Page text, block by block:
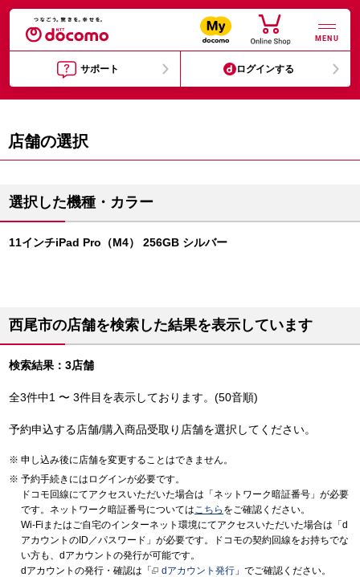
MENU
サポート ログインする
店舗の選択
選択した機種・カラー
11インチiPad Pro（M4） 256GB シルバー
西尾市の店舗を検索した結果を表示しています
検索結果：3店舗
全3件中1 〜 3件目を表示しております。(50音順)
予約申込する店舗/購入商品受取り店舗を選択してください。
申し込み後に店舗を変更することはできません。
予約手続きにはログインが必要です。
ドコモ回線にてアクセスいただいた場合は「ネットワーク暗証番号」が必要
です。ネットワーク暗証番号についてはこちら をご確認ください。
Wi-Fiまたはご自宅のインターネット環境にてアクセスいただいた場合は「d
アカウントのID／パスワード」が必要です。ドコモの契約回線をお持ちでな
い方も、dアカウントの発行が可能です。
dアカウントの発行・確認は「
dアカウント発行 」でご確認ください。